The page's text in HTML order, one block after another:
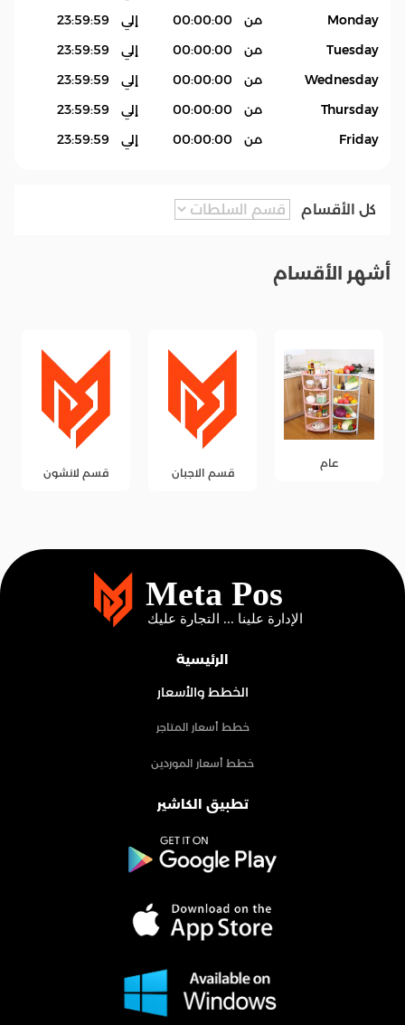
Monday
من 00:00:00 إلي
23:59:59
Tuesday
من 00:00:00 إلي
23:59:59
Wednesday
من 00:00:00 إلي
23:59:59
Thursday
من 00:00:00 إلي
23:59:59
Friday
من 00:00:00 إلي 23:59:59
كل الأقسام
أشهر الأقسام
عام
قسم الاجبان قسم لانشون
الرئيسية
الخطط والأسعار
خطط أسعار المتاجر
خطط أسعار الموردين
تطبيق الكاشير